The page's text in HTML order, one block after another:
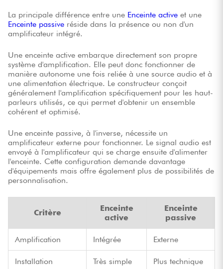
Câbles & Access.
Packs
Voir nos marques
La principale différence entre une Enceinte active et une
Enceinte passive réside dans la présence ou non d'un
amplificateur intégré.
Une enceinte active embarque directement son propre
système d'amplification. Elle peut donc fonctionner de
manière autonome une fois reliée à une source audio et à
une alimentation électrique. Le constructeur conçoit
généralement l'amplification spécifiquement pour les haut-
parleurs utilisés, ce qui permet d'obtenir un ensemble
cohérent et optimisé.
Une enceinte passive, à l'inverse, nécessite un
amplificateur externe pour fonctionner. Le signal audio est
envoyé à l'amplificateur qui se charge ensuite d'alimenter
l'enceinte. Cette configuration demande davantage
d'équipements mais offre également plus de possibilités de
personnalisation.
Critère
Enceinte
active
Enceinte
passive
Amplification Intégrée Externe
Installation Très simple Plus technique